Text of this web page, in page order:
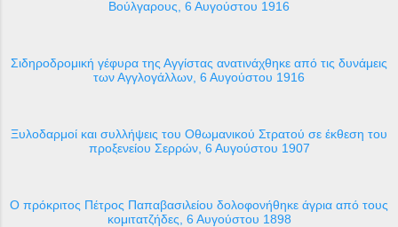
Βούλγαρους, 6 Αυγούστου 1916
Σιδηροδρομική γέφυρα της Αγγίστας ανατινάχθηκε από τις δυνάμεις
των Αγγλογάλλων, 6 Αυγούστου 1916
Ξυλοδαρμοί και συλλήψεις του Οθωμανικού Στρατού σε έκθεση του
προξενείου Σερρών, 6 Αυγούστου 1907
Ο πρόκριτος Πέτρος Παπαβασιλείου δολοφονήθηκε άγρια από τους
κομιτατζήδες, 6 Αυγούστου 1898